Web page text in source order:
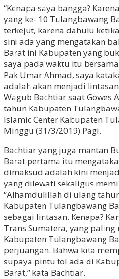
“Kenapa saya bangga?
yang ke- 10 Tulangbawang
terkejut, karena dahulu
sini ada yang mengatakan
Barat ini Kabupaten yang
saya pada waktu itu
Pak Umar Ahmad, saya
adalah akan menjadi
Wagub Bachtiar saat Gowes
tahun Kabupaten
Islamic Center Kabupaten
Minggu (31/3/2019) Pagi.
Bachtiar yang juga mantan
Barat pertama itu
dimaksud adalah kini
yang dilewati sekaligus
“Alhamdulillah di ulang
Kabupaten Tulangbawang
sebagai lintasan. Kenapa?
Trans Sumatera, yang
Kabupaten Tulangbawang
perjuangan. Bahwa kita
supaya pintu tol ada di
Barat,” kata Bachtiar.